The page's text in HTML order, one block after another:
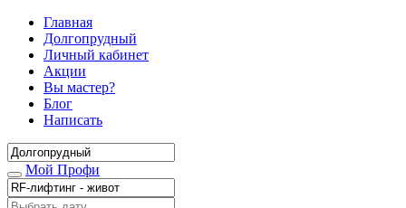
Главная
Долгопрудный
Личный кабинет
Акции
Вы мастер?
Блог
Написать
Мой Профи